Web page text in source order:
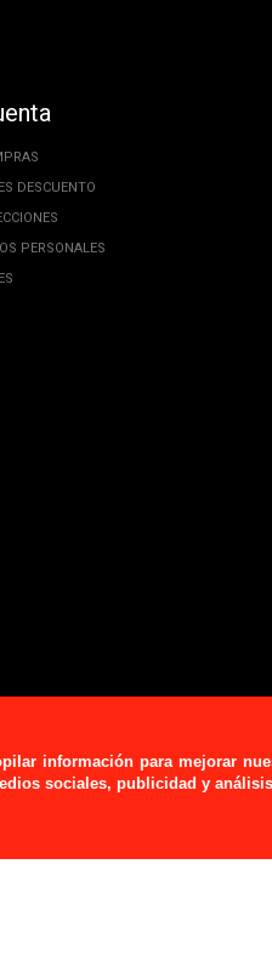
información para mejorar
sociales, publicidad y
DESCUENTO
PERSONALES